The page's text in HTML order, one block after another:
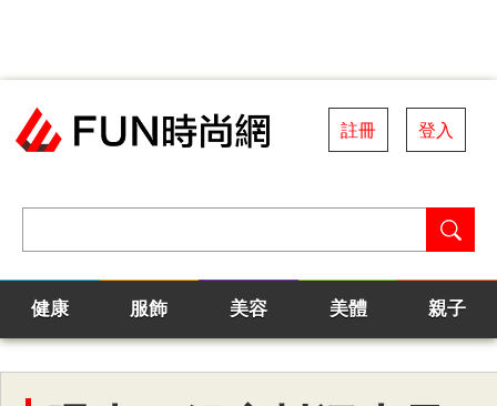
註冊 登入
健康 服飾 美容 美體 親子